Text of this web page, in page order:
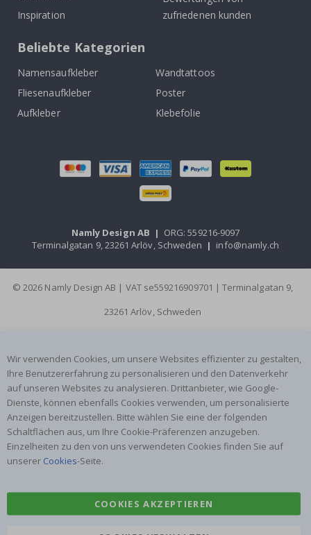
Inspiration
zufriedenen kunden
Beliebte Kategorien
Namensaufkleber
Wandtattoos
Fliesenaufkleber
Poster
Aufkleber
Klebefolie
Namly Design AB | ORG: 559216-9097
Terminalgatan 9, 23261 Arlöv, Schweden | info@namly.ch
© 2026 Namly Design AB | VAT se559216909701 | Terminalgatan 9,
23261 Arlöv, Schweden
Wir verwenden Cookies, um unsere Websites effizienter zu gestalten,
Ihre Benutzererfahrung zu personalisieren und den Datenverkehr
auf unseren Websites zu analysieren. Drittanbieter, wie Google-
Dienste, können ebenfalls Cookies verwenden, um personalisierte
Anzeigen bereitzustellen. Bitte wählen Sie eine der folgenden
Schaltflächen aus, um Ihre Cookie-Präferenzen anzugeben.
Einzelheiten zu den von uns verwendeten Cookies finden Sie auf
unserer Cookies-Seite.
COOKIES AKZEPTIEREN